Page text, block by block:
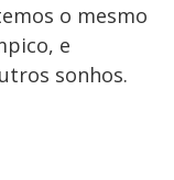
o mesmo
e
sonhos.